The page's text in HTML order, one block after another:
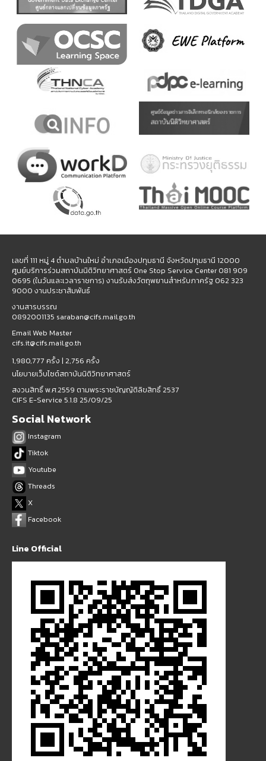
เลขที่ 111 หมู่ 4 ตำบลบ้านใหม่ อำเภอเมืองปทุมธานี จังหวัดปทุมธานี 12000
ศูนย์บริการร่วมสถาบันนิติวิทยาศาสตร์ One Stop Service Center 081 909
0695 (ในวันและเวลาราชการ) งานรับส่งวัตถุพยานสำหรับภาครัฐ 062 323
9000 งานประชาสัมพันธ์
งานสารบรรณ
0892001135 saraban@cifs.mail.go.th
Email Web Master
cifs.it@cifs.mail.go.th
1,980,777 ครั้ง | 2,756 ครั้ง
นโยบายเว็บไซต์สถาบันนิติวิทยาศาสตร์
สงวนสิทธิ์ พ.ศ.2559 ตามพระราชบัญญัติลิขสิทธิ์ 2537
CIFS E-Service 5.1.8 25/09/25
Social Network
Instagram
Tiktok
Youtube
Threads
X
Facebook
Line Official